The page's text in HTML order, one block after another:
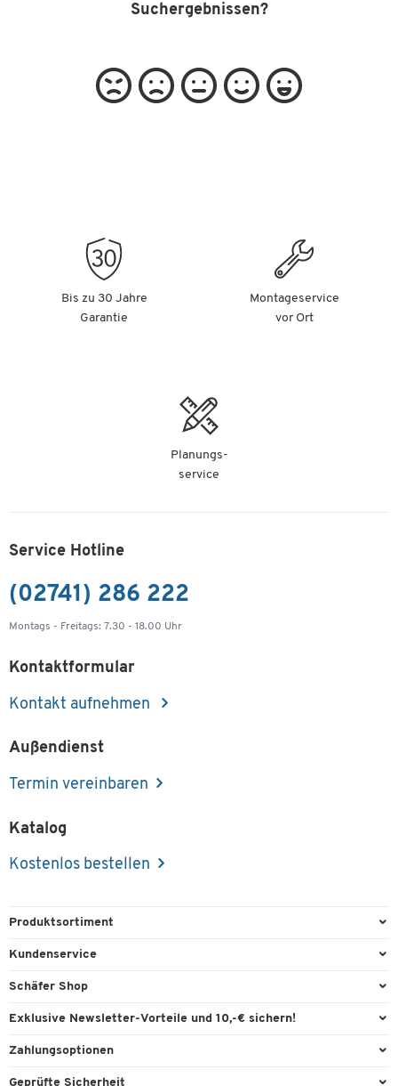
Suchergebnissen?
Bis zu 30 Jahre
Garantie
Montageservice
vor Ort
Planungs-
service
Service Hotline
(02741) 286 222
Montags - Freitags: 7.30 - 18.00 Uhr
Kontaktformular
Kontakt aufnehmen
Außendienst
Termin vereinbaren
Katalog
Kostenlos bestellen
Produktsortiment
Büroausstattung
Reinigung & Hygiene
Technik
Kundenservice
Direktbestellung
Kontaktformulare
Schäfer Shop
Services & Leistungen
Exklusive Newsletter-Vorteile und 10,-€ sichern!
Willkommensgutschein
Zahlungsoptionen
Paypal
Geprüfte Sicherheit